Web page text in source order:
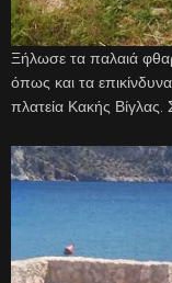
Ξήλωσε τα παλαιά
όπως και τα
πλατεία Κακής